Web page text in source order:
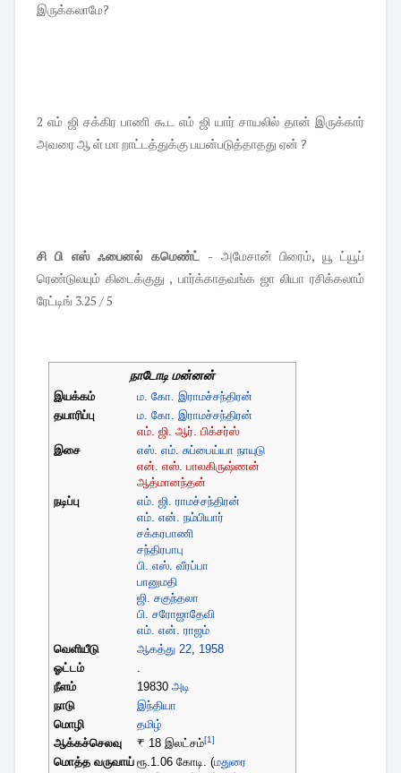
இருக்கலாமே?
2 எம் ஜி சக்கிர பாணி கூட எம் ஜி யார் சாயலில் தான் இருக்கார்
அவரை ஆ ள் மா றாட்டத்துக்கு பயன்படுத்தாதது ஏன் ?
சி பி எஸ் ஃபைனல் கமெண்ட் - அமேசான் பிரைம், யூ ட்யூப்
ரெண்டுலயும் கிடைக்குது , பார்க்காதவங்க ஜா லியா ரசிக்கலாம்
ரேட்டிங் 3.25 / 5
நாடோடி மன்னன்
இயக்கம்
ம. கோ. இராமச்சந்திரன்
தயாரிப்பு
ம. கோ. இராமச்சந்திரன்
எம். ஜி. ஆர். பிக்சர்ஸ்
இசை
எஸ். எம். சுப்பைய்யா நாயுடு
என். எஸ். பாலகிருஷ்ணன்
ஆத்மானந்தன்
நடிப்பு
எம். ஜி. ராமச்சந்திரன்
எம். என். நம்பியார்
சக்கரபாணி
சந்திரபாபு
பி. எஸ். வீரப்பா
பானுமதி
ஜி. சகுந்தலா
பி. சரோஜாதேவி
எம். என். ராஜம்
வெளியீடு
ஆகத்து 22, 1958
ஓட்டம்
.
நீளம்
19830 அடி
நாடு
இந்தியா
மொழி
தமிழ்
ஆக்கச்செலவு
₹ 18 இலட்சம்[1]
மொத்த வருவாய் ரூ.1.06 கோடி. (மதுரை